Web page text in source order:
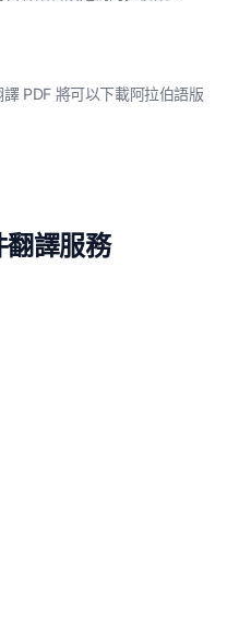
PDF 將可以下載阿拉伯語版
翻譯服務